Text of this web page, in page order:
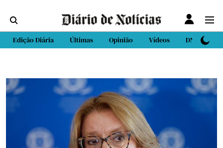
Edição Diária Últimas Opinião Vídeos DN Sport